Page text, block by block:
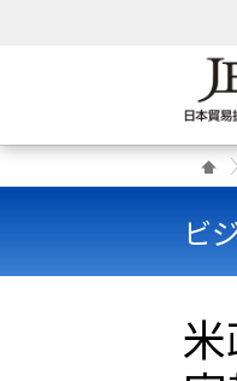
ビ